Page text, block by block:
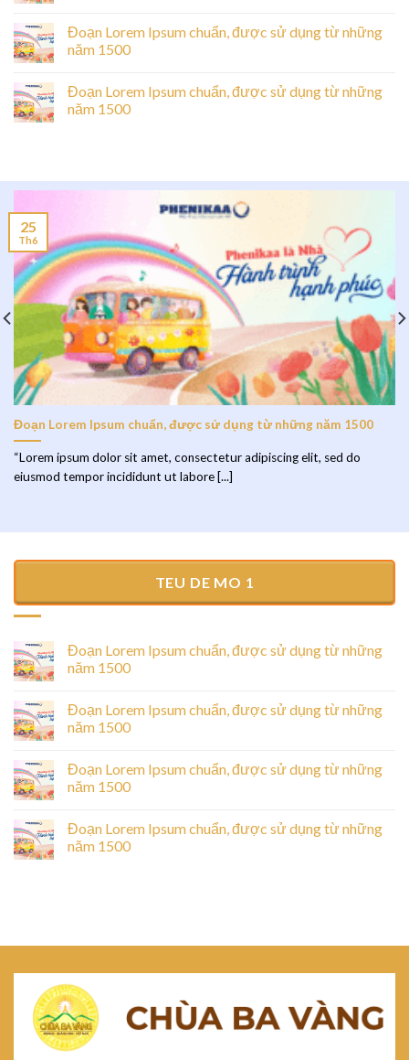
Đoạn Lorem Ipsum chuẩn, được sử dụng từ những
năm 1500
Đoạn Lorem Ipsum chuẩn, được sử dụng từ những
năm 1500
Đoạn Lorem Ipsum chuẩn, được sử dụng từ những năm 1500
“Lorem ipsum dolor sit amet, consectetur adipiscing elit, sed do
eiusmod tempor incididunt ut labore [...]
25
Th6
TEU DE MO 1
Đoạn Lorem Ipsum chuẩn, được sử dụng từ những
năm 1500
Đoạn Lorem Ipsum chuẩn, được sử dụng từ những
năm 1500
Đoạn Lorem Ipsum chuẩn, được sử dụng từ những
năm 1500
Đoạn Lorem Ipsum chuẩn, được sử dụng từ những
năm 1500